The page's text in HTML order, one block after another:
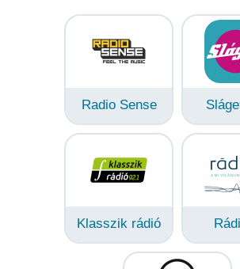
Radio Sense
Klasszik rádió